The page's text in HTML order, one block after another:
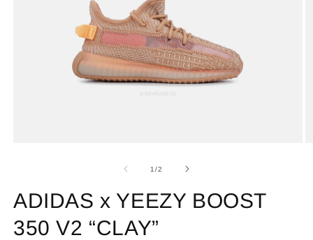
1/de
2
ADIDAS x YEEZY BOOST
350 V2 “CLAY”